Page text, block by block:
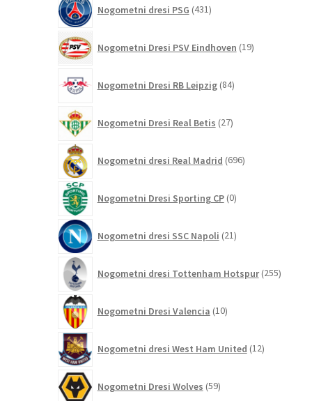
Nogometni dresi PSG 431izdelkov
Nogometni Dresi PSV Eindhoven 19izdelkov
Nogometni Dresi RB Leipzig 84izdelkov
Nogometni Dresi Real Betis 27izdelkov
Nogometni dresi Real Madrid 696izdelkov
Nogometni Dresi Sporting CP 0izdelkov
Nogometni dresi SSC Napoli 21izdelkov
Nogometni dresi Tottenham Hotspur 255
Nogometni Dresi Valencia 10izdelkov
Nogometni dresi West Ham United 12izdelkov
Nogometni Dresi Wolves 59izdelkov